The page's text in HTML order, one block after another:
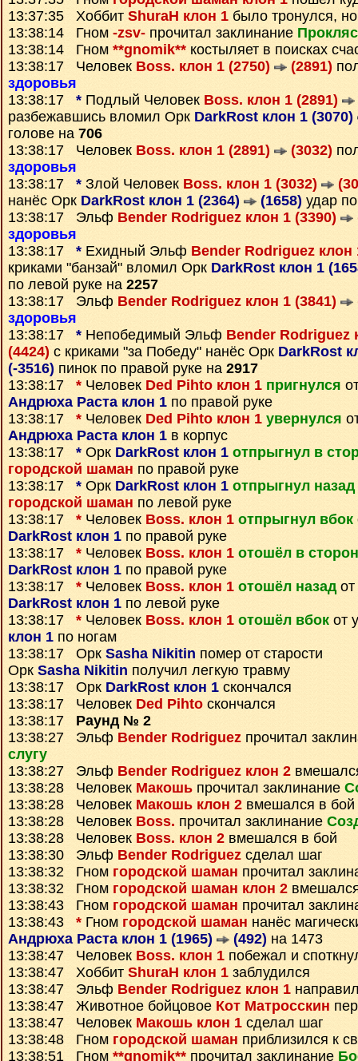
13:37:35 Хоббит ShuraH клон 1 было тронулся,
13:38:14 Гном -zsv- прочитал заклинание
13:38:14 Гном **gnomik** костыляет в поисках
13:38:17 Человек Boss. клон 1 (2750) (2891)
здоровья
13:38:17 * Подлый Человек Boss. клон 1 (2891)
разбежавшись вломил Орк DarkRost клон 1 (3070)
голове на 706
13:38:17 Человек Boss. клон 1 (2891) (3032)
здоровья
13:38:17 * Злой Человек Boss. клон 1 (3032)
нанёс Орк DarkRost клон 1 (2364) (1658) удар
13:38:17 Эльф Bender Rodriguez клон 1 (3390)
здоровья
13:38:17 * Ехидный Эльф Bender Rodriguez клон
криками "банзай" вломил Орк DarkRost клон 1
по левой руке на 2257
13:38:17 Эльф Bender Rodriguez клон 1 (3841)
здоровья
13:38:17 * Непобедимый Эльф Bender Rodriguez
(4424) с криками "за Победу" нанёс Орк DarkRost
(-3516) пинок по правой руке на 2917
13:38:17 * Человек Ded Pihto клон 1 пригнулся
Андрюха Раста клон 1 по правой руке
13:38:17 * Человек Ded Pihto клон 1 увернулся
Андрюха Раста клон 1 в корпус
13:38:17 * Орк DarkRost клон 1 отпрыгнул в
городской шаман по правой руке
13:38:17 * Орк DarkRost клон 1 отпрыгнул назад
городской шаман по левой руке
13:38:17 * Человек Boss. клон 1 отпрыгнул вбок
DarkRost клон 1 по правой руке
13:38:17 * Человек Boss. клон 1 отошёл в
DarkRost клон 1 по правой руке
13:38:17 * Человек Boss. клон 1 отошёл назадот
DarkRost клон 1 по левой руке
13:38:17 * Человек Boss. клон 1 отошёл вбок от
клон 1 по ногам
13:38:17 Орк Sasha Nikitin помер от старости
Орк Sasha Nikitin получил легкую травму
13:38:17 Орк DarkRost клон 1 скончался
13:38:17 Человек Ded Pihto скончался
13:38:17 Раунд № 2
13:38:27 Эльф Bender Rodriguez прочитал
слугу
13:38:27 Эльф Bender Rodriguez клон 2
13:38:28 Человек Макошь прочитал заклинание
13:38:28 Человек Макошь клон 2 вмешался в бой
13:38:28 Человек Boss. прочитал заклинание
13:38:28 Человек Boss. клон 2 вмешался в бой
13:38:30 Эльф Bender Rodriguez сделал шаг
13:38:32 Гном городской шаман прочитал
13:38:32 Гном городской шаман клон 2
13:38:43 Гном городской шаман прочитал
13:38:43 * Гном городской шаман нанёс
Андрюха Раста клон 1 (1965)
(492) на 1473
13:38:47 Человек Boss. клон 1 побежал и
13:38:47 Хоббит ShuraH клон 1 заблудился
13:38:47 Эльф Bender Rodriguez клон 1
13:38:47 Животное бойцовое Кот Матросскин
13:38:47 Человек Макошь клон 1 сделал шаг
13:38:48 Гном городской шаман приблизился к
13:38:51 Гном **gnomik** прочитал заклинание